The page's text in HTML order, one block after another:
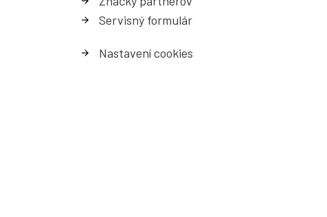
Servisný formulár
Nastavení cookies